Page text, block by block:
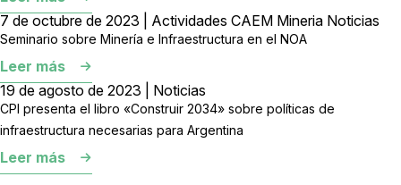
7 de octubre de 2023 | Actividades CAEM Mineria Noticias
Seminario sobre Minería e Infraestructura en el NOA
Leer más
19 de agosto de 2023 | Noticias
CPI presenta el libro «Construir 2034» sobre políticas de
infraestructura necesarias para Argentina
Leer más